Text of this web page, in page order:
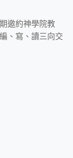
邀約神學院教
、寫、讀三向交